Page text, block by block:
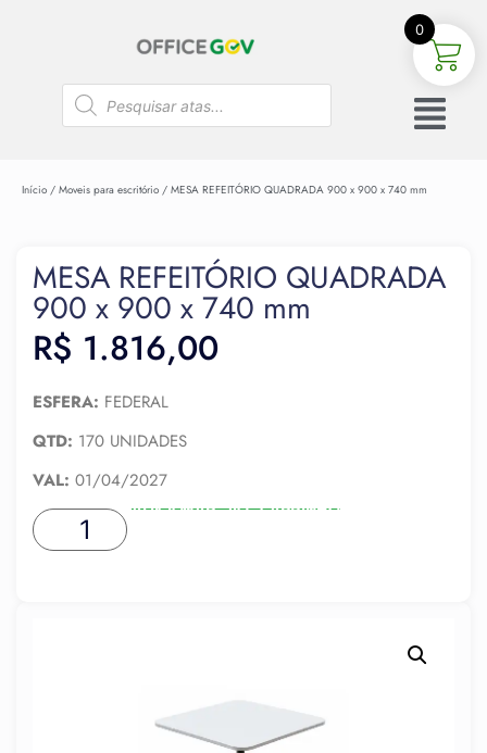
Início / Moveis para escritório / MESA REFEITÓRIO QUADRADA 900 x 900 x 740 mm
MESA REFEITÓRIO QUADRADA
900 x 900 x 740 mm
R$ 1.816,00
ESFERA: FEDERAL
QTD: 170 UNIDADES
VAL: 01/04/2027
ADICIONAR AO CARRINHO
0